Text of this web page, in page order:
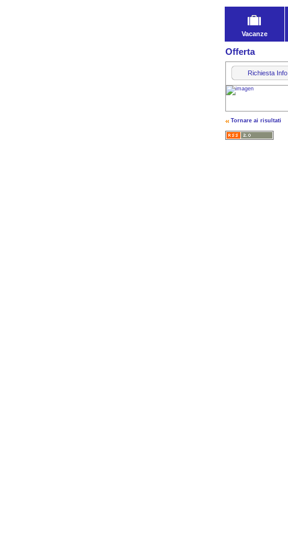
Vacanze
Offerta
Richiesta Info
Tornare ai risultati